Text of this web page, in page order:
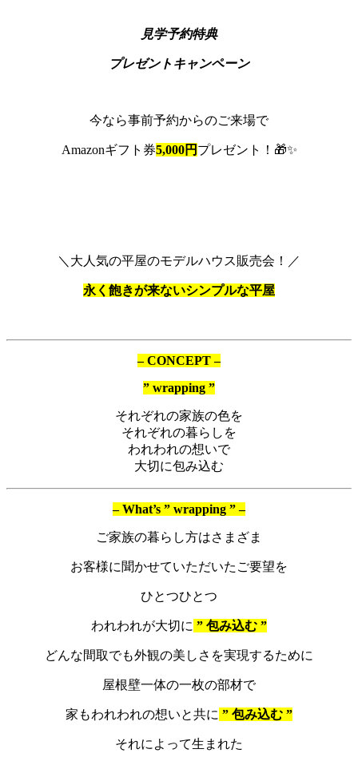
見学予約特典
プレゼントキャンペーン
今なら事前予約からのご来場で
Amazonギフト券5,000円 プレゼント！🎁✨
＼大人気の平屋のモデルハウス販売会！／
永く飽きが来ないシンプルな平屋
– CONCEPT –
” wrapping ”
それぞれの家族の色を
それぞれの暮らしを
われわれの想いで
大切に包み込む
– What’s ” wrapping ” –
ご家族の暮らし方はさまざま
お客様に聞かせていただいたご要望を
ひとつひとつ
われわれが大切に ” 包み込む ”
どんな間取でも外観の美しさを実現するために
屋根壁一体の一枚の部材で
家もわれわれの想いと共に ” 包み込む ”
それによって生まれた